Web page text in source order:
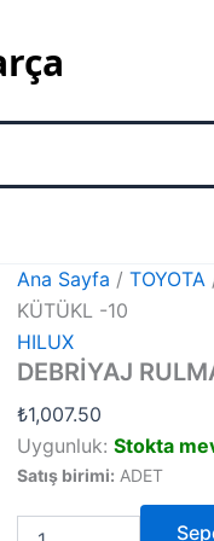
Ana Sayfa /TOYOTA
KÜTÜKL -10
HILUX
DEBRİYAJ
₺1,007.50
Uygunluk: Stokta
Satış birimi: ADET